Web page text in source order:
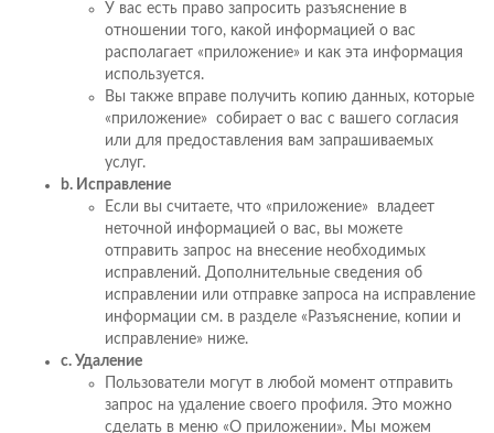
У вас есть право запросить разъяснение в
отношении того, какой информацией о вас
располагает «приложение» и как эта информация
используется.
Вы также вправе получить копию данных, которые
«приложение» собирает о вас с вашего согласия
или для предоставления вам запрашиваемых
услуг.
b. Исправление
Если вы считаете, что «приложение» владеет
неточной информацией о вас, вы можете
отправить запрос на внесение необходимых
исправлений. Дополнительные сведения об
исправлении или отправке запроса на исправление
информации см. в разделе «Разъяснение, копии и
исправление» ниже.
c. Удаление
Пользователи могут в любой момент отправить
запрос на удаление своего профиля. Это можно
сделать в меню «О приложении». Мы можем